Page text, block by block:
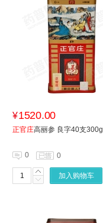
¥1520.00
正官庄高丽参 良字40支300g
0 0
加入购物车